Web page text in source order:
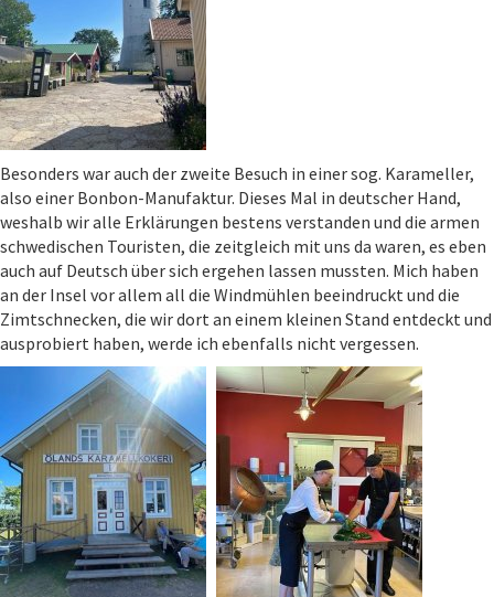
Besonders war auch der zweite Besuch in einer sog. Karameller,
also einer Bonbon-Manufaktur. Dieses Mal in deutscher Hand,
weshalb wir alle Erklärungen bestens verstanden und die armen
schwedischen Touristen, die zeitgleich mit uns da waren, es eben
auch auf Deutsch über sich ergehen lassen mussten. Mich haben
an der Insel vor allem all die Windmühlen beeindruckt und die
Zimtschnecken, die wir dort an einem kleinen Stand entdeckt und
ausprobiert haben, werde ich ebenfalls nicht vergessen.